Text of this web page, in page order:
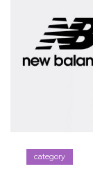
category